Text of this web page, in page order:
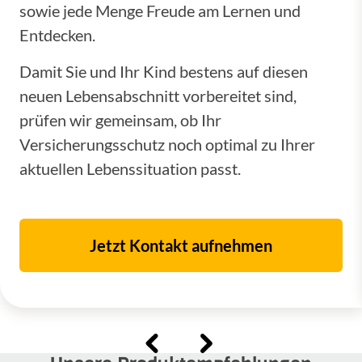
sowie jede Menge Freude am Lernen und
Entdecken.
Damit Sie und Ihr Kind bestens auf diesen
neuen Lebensabschnitt vorbereitet sind,
prüfen wir gemeinsam, ob Ihr
Versicherungsschutz noch optimal zu Ihrer
aktuellen Lebenssituation passt.
Jetzt Kontakt aufnehmen